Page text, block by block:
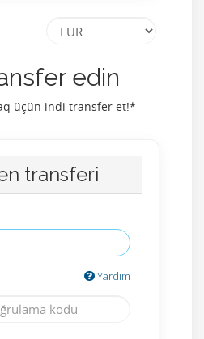
edin
üçün indi transfer et!*
transferi
Yardım